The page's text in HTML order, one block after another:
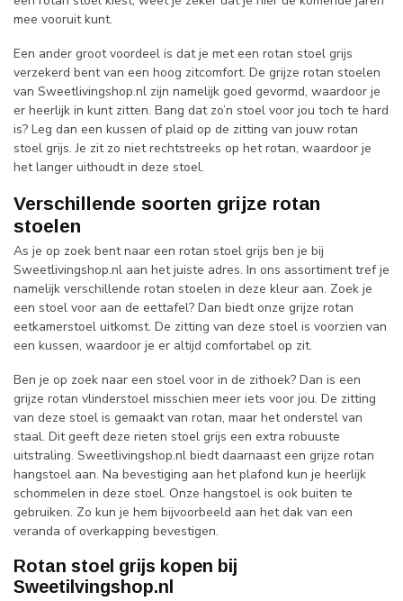
mee vooruit kunt.
Een ander groot voordeel is dat je met een rotan stoel grijs
verzekerd bent van een hoog zitcomfort. De grijze rotan stoelen
van Sweetlivingshop.nl zijn namelijk goed gevormd, waardoor je
er heerlijk in kunt zitten. Bang dat zo’n stoel voor jou toch te hard
is? Leg dan een kussen of plaid op de zitting van jouw rotan
stoel grijs. Je zit zo niet rechtstreeks op het rotan, waardoor je
het langer uithoudt in deze stoel.
Verschillende soorten grijze rotan
stoelen
As je op zoek bent naar een rotan stoel grijs ben je bij
Sweetlivingshop.nl aan het juiste adres. In ons assortiment tref je
namelijk verschillende rotan stoelen in deze kleur aan. Zoek je
een stoel voor aan de eettafel? Dan biedt onze grijze rotan
eetkamerstoel uitkomst. De zitting van deze stoel is voorzien van
een kussen, waardoor je er altijd comfortabel op zit.
Ben je op zoek naar een stoel voor in de zithoek? Dan is een
grijze rotan vlinderstoel misschien meer iets voor jou. De zitting
van deze stoel is gemaakt van rotan, maar het onderstel van
staal. Dit geeft deze rieten stoel grijs een extra robuuste
uitstraling. Sweetlivingshop.nl biedt daarnaast een grijze rotan
hangstoel aan. Na bevestiging aan het plafond kun je heerlijk
schommelen in deze stoel. Onze hangstoel is ook buiten te
gebruiken. Zo kun je hem bijvoorbeeld aan het dak van een
veranda of overkapping bevestigen.
Rotan stoel grijs kopen bij
Sweetilvingshop.nl